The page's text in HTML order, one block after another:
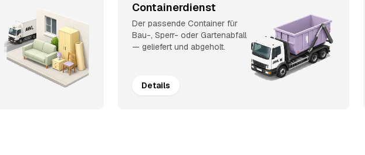
Containerdienst
Der passende Container für
Bau-, Sperr- oder Gartenabfall
— geliefert und abgeholt.
Details